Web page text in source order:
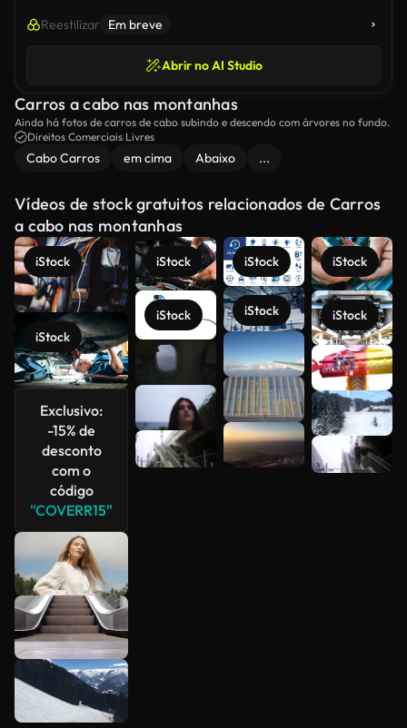
Reestilizar Em breve
Abrir no AI Studio
Carros a cabo nas montanhas
Ainda há fotos de carros de cabo subindo e descendo com árvores no fundo.
Direitos Comerciais Livres
Cabo Carros em cima Abaixo ...
Vídeos de stock gratuitos relacionados de Carros
a cabo nas montanhas
iStock
iStock
Exclusivo:
-15% de
desconto
com o
código
"COVERR15"
iStock
iStock
iStock
iStock
iStock
iStock
Veja mais